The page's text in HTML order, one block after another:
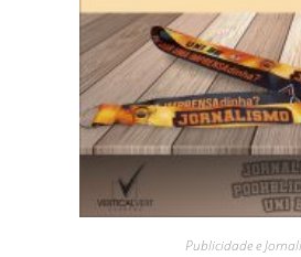
Publicidade e